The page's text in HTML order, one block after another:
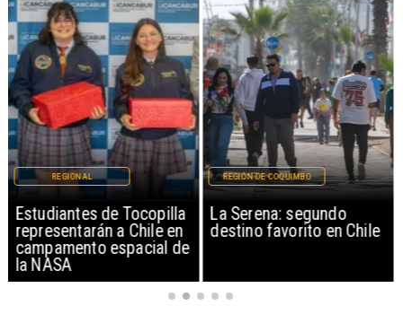
Estudiantes de Tocopilla
representarán a Chile en
campamento espacial de
la NASA
REGIONAL
La Serena: segundo
destino favorito en Chile
REGIÓN DE COQUIMBO